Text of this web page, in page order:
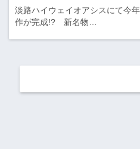
淡路ハイウェイオアシスにて今
作が完成!? 新名物…